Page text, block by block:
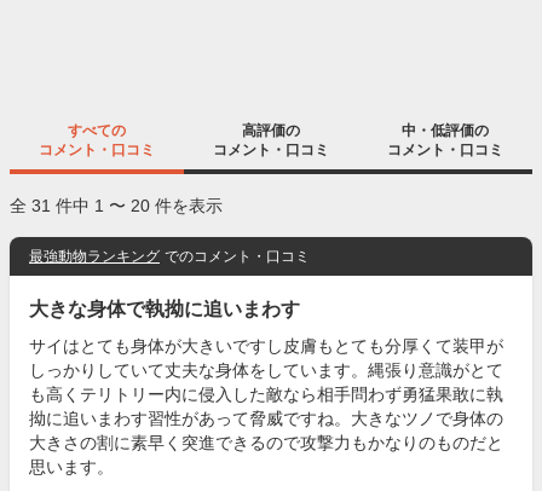
すべての
コメント・口コミ
高評価の
コメント・口コミ
中・低評価の
コメント・口コミ
全 31 件中 1 〜 20 件を表示
最強動物ランキング でのコメント・口コミ
大きな身体で執拗に追いまわす
サイはとても身体が大きいですし皮膚もとても分厚くて装甲が
しっかりしていて丈夫な身体をしています。縄張り意識がとて
も高くテリトリー内に侵入した敵なら相手問わず勇猛果敢に執
拗に追いまわす習性があって脅威ですね。大きなツノで身体の
大きさの割に素早く突進できるので攻撃力もかなりのものだと
思います。